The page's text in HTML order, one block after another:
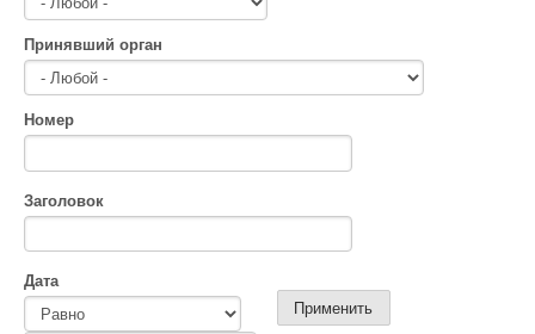
Принявший орган
Номер
Заголовок
Дата